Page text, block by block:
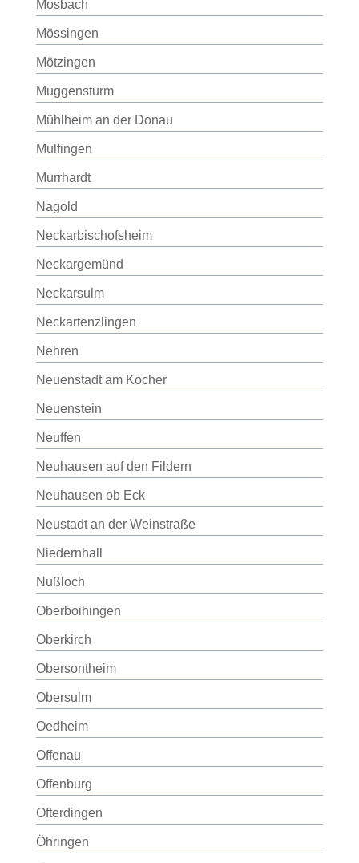
Mosbach
Mössingen
Mötzingen
Muggensturm
Mühlheim an der Donau
Mulfingen
Murrhardt
Nagold
Neckarbischofsheim
Neckargemünd
Neckarsulm
Neckartenzlingen
Nehren
Neuenstadt am Kocher
Neuenstein
Neuffen
Neuhausen auf den Fildern
Neuhausen ob Eck
Neustadt an der Weinstraße
Niedernhall
Nußloch
Oberboihingen
Oberkirch
Obersontheim
Obersulm
Oedheim
Offenau
Offenburg
Ofterdingen
Öhringen